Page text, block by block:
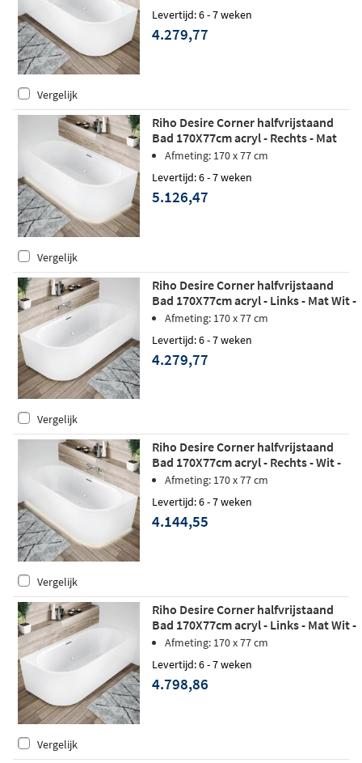
Levertijd: 6 - 7 weken
4.279,77
Vergelijk
Riho Desire Corner halfvrijstaand
Bad 170X77cm acryl - Rechts - Mat
Wit - Sparkle Mood - Fall - LED
Afmeting: 170 x 77 cm
Levertijd: 6 - 7 weken
5.126,47
Vergelijk
Riho Desire Corner halfvrijstaand
Bad 170X77cm acryl - Links - Mat Wit -
Sparkle Mood
Afmeting: 170 x 77 cm
Levertijd: 6 - 7 weken
4.279,77
Vergelijk
Riho Desire Corner halfvrijstaand
Bad 170X77cm acryl - Rechts - Wit -
Sparkle Mood - LED verlichting
Afmeting: 170 x 77 cm
Levertijd: 6 - 7 weken
4.144,55
Vergelijk
Riho Desire Corner halfvrijstaand
Bad 170X77cm acryl - Links - Mat Wit -
Sparkle Mood - Fall
Afmeting: 170 x 77 cm
Levertijd: 6 - 7 weken
4.798,86
Vergelijk